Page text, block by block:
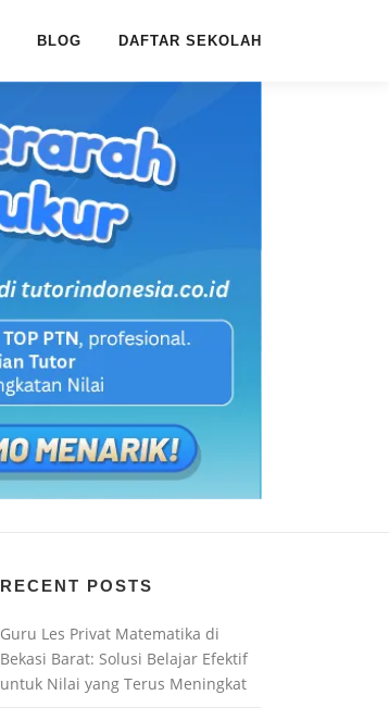
BLOG DAFTAR SEKOLAH
RECENT POSTS
Guru Les Privat Matematika di
Bekasi Barat: Solusi Belajar Efektif
untuk Nilai yang Terus Meningkat